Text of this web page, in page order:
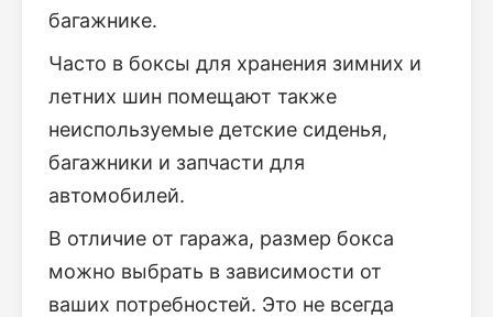
багажнике.
Часто в боксы для хранения зимних и
летних шин помещают также
неиспользуемые детские сиденья,
багажники и запчасти для
автомобилей.
В отличие от гаража, размер бокса
можно выбрать в зависимости от
ваших потребностей. Это не всегда